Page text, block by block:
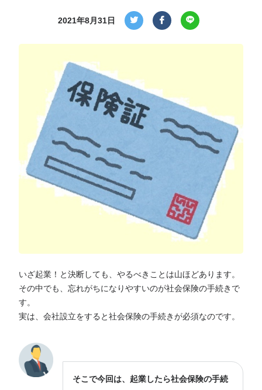
2021年8月31日
いざ起業！と決断しても、やるべきことは山ほどあります。
その中でも、忘れがちになりやすいのが社会保険の手続きで
す。
実は、会社設立をすると社会保険の手続きが必須なのです。
そこで今回は、起業したら社会保険の手続